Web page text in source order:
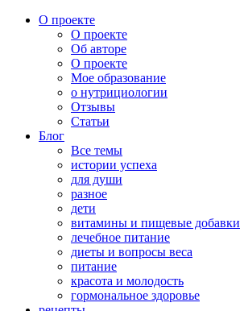
О проекте
О проекте
Об авторе
О проекте
Мое образование
о нутрициологии
Отзывы
Статьи
Блог
Все темы
истории успеха
для души
разное
дети
витамины и пищевые добавки
лечебное питание
диеты и вопросы веса
питание
красота и молодость
гормональное здоровье